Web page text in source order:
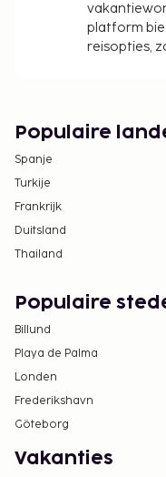
platform
reisopties,
Populaire
Spanje
Turkije
Frankrijk
Duitsland
Thailand
Populaire
Billund
Playa de Palma
Londen
Frederikshavn
Göteborg
Vakanties